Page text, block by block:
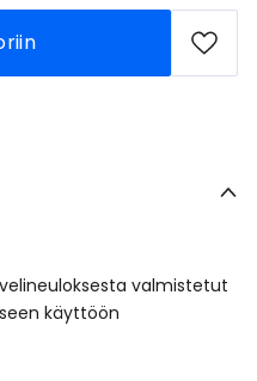
valmistetut
käyttöön